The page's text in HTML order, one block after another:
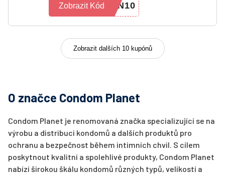
RN10
Zobrazit Kód
Zobrazit dalších 10 kupónů
O značce Condom Planet
Condom Planet je renomovaná značka specializující se na
výrobu a distribuci kondomů a dalších produktů pro
ochranu a bezpečnost během intimních chvil. S cílem
poskytnout kvalitní a spolehlivé produkty, Condom Planet
nabízí širokou škálu kondomů různých typů, velikostí a